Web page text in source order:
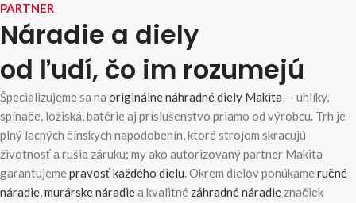
PARTNER
Náradie a diely
od ľudí, čo im rozumejú
Špecializujeme sa na originálne náhradné diely Makita — uhlíky,
spínače, ložiská, batérie aj príslušenstvo priamo od výrobcu. Trh je
plný lacných čínskych napodobenín, ktoré strojom skracujú
životnosť a rušia záruku; my ako autorizovaný partner Makita
garantujemepravosť každého dielu. Okrem dielov ponúkameručné
náradie,murárske náradiea kvalitné záhradné náradie značiek